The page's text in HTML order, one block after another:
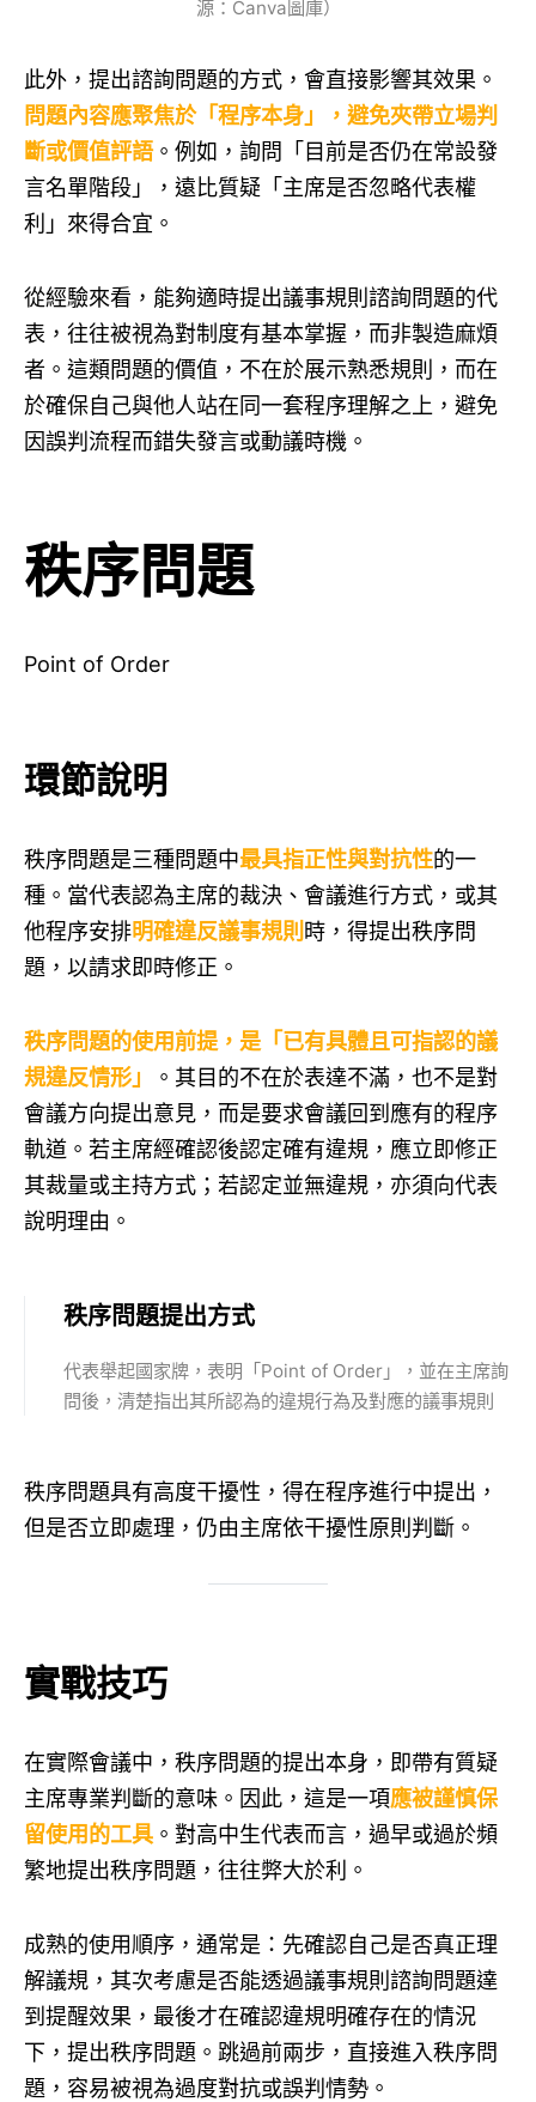
源：Canva圖庫）
此外，提出諮詢問題的方式，會直接影響其效果。
問題內容應聚焦於「程序本身」，避免夾帶立場判
斷或價值評語。例如，詢問「目前是否仍在常設發
言名單階段」，遠比質疑「主席是否忽略代表權
利」來得合宜。
從經驗來看，能夠適時提出議事規則諮詢問題的代
表，往往被視為對制度有基本掌握，而非製造麻煩
者。這類問題的價值，不在於展示熟悉規則，而在
於確保自己與他人站在同一套程序理解之上，避免
因誤判流程而錯失發言或動議時機。
秩序問題
Point of Order
環節說明
秩序問題是三種問題中最具指正性與對抗性的一
種。當代表認為主席的裁決、會議進行方式，或其
他程序安排明確違反議事規則 時，得提出秩序問
題，以請求即時修正。
秩序問題的使用前提，是「已有具體且可指認的議
規違反情形」
。其目的不在於表達不滿，也不是對
會議方向提出意見，而是要求會議回到應有的程序
軌道。若主席經確認後認定確有違規，應立即修正
其裁量或主持方式；若認定並無違規，亦須向代表
說明理由。
秩序問題提出方式
代表舉起國家牌，表明「Point of Order」，並在主席詢
問後，清楚指出其所認為的違規行為及對應的議事規則
秩序問題具有高度干擾性，得在程序進行中提出，
但是否立即處理，仍由主席依干擾性原則判斷。
實戰技巧
在實際會議中，秩序問題的提出本身，即帶有質疑
主席專業判斷的意味。因此，這是一項應被謹慎保
留使用的工具 。對高中生代表而言，過早或過於頻
繁地提出秩序問題，往往弊大於利。
成熟的使用順序，通常是：先確認自己是否真正理
解議規，其次考慮是否能透過議事規則諮詢問題達
到提醒效果，最後才在確認違規明確存在的情況
下，提出秩序問題。跳過前兩步，直接進入秩序問
題，容易被視為過度對抗或誤判情勢。